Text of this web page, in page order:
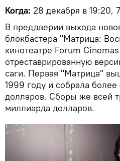
Когда: 28 декабря в 19:20,
В преддверии выхода
блокбастера "Матрица:
кинотеатре Forum
отреставрированную
саги. Первая "Матрица"
1999 году и собрала
долларов. Сборы же всей
миллиарда долларов.